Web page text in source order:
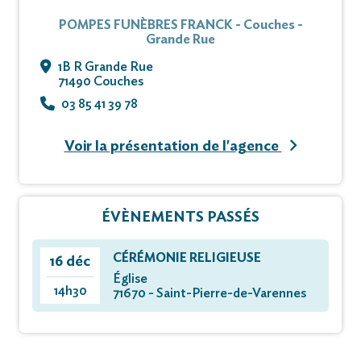
et rappelle à votre souvenir
Claude, son fils décédé en 1964.
remerciements.
condoléances et témoignages sur ce site.+
POMPES FUNÈBRES FRANCK - Couches -
Grande Rue
1B R Grande Rue
71490 Couches
03 85 41 39 78
Voir la présentation de l'agence
ÉVÈNEMENTS PASSÉS
16 déc
14h30
CÉRÉMONIE RELIGIEUSE
Église
71670 - Saint-Pierre-de-Varennes